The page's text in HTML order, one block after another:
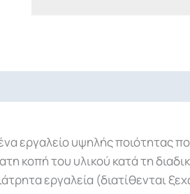
εργαλείο υψηλής ποιότητας
του υλικού κατά τη
εργαλεία (διατίθενται